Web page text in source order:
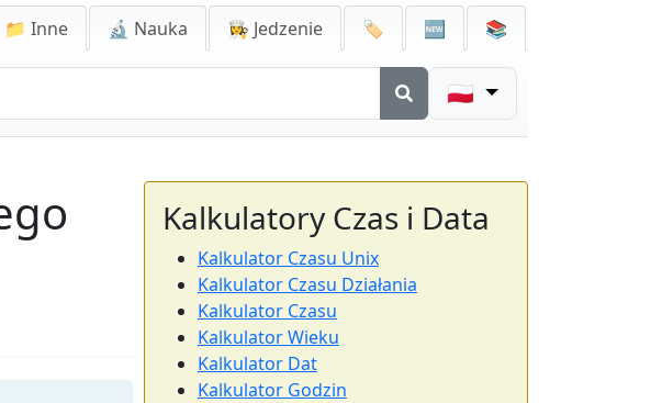
📁 Inne 🔬 Nauka 👩‍🍳 Jedzenie 🏷️ 🆕 📚
🇵🇱
Kalkulatory Czas i Data
Kalkulator Czasu Unix
Kalkulator Czasu Działania
Kalkulator Czasu
Kalkulator Wieku
Kalkulator Dat
Kalkulator Godzin